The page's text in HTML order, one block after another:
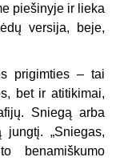
piešinyje ir lieka
versija, beje,
prigimties – tai
bet ir atitikimai,
Sniegą arba
„Sniegas,
benamiškumo